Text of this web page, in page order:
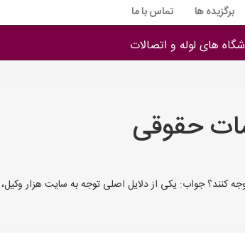
برگزیده ها تماس با ما
های لوله و اتصالات
حقوقی
کنند؟ جواب: یکی از دلایل اصلی توجه به سایت هزار